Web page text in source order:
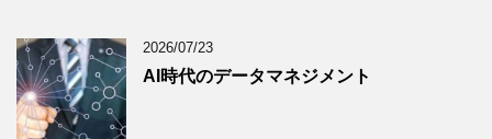
2026/07/23
AI時代のデータマネジメント